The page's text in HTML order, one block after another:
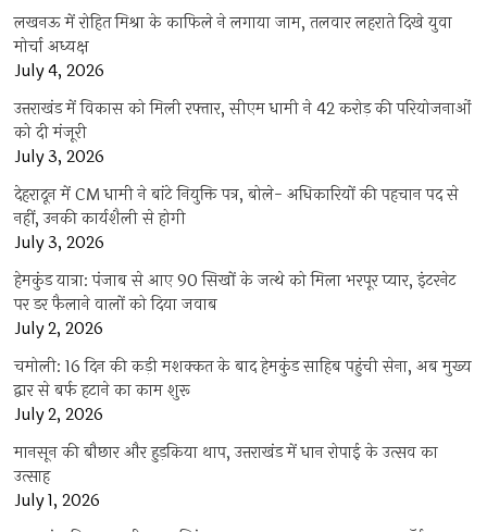
लखनऊ में रोहित मिश्रा के काफिले ने लगाया जाम, तलवार लहराते दिखे युवा
मोर्चा अध्यक्ष
July 4, 2026
उत्तराखंड में विकास को मिली रफ्तार, सीएम धामी ने 42 करोड़ की परियोजनाओं
को दी मंजूरी
July 3, 2026
देहरादून में CM धामी ने बांटे नियुक्ति पत्र, बोले- अधिकारियों की पहचान पद से
नहीं, उनकी कार्यशैली से होगी
July 3, 2026
हेमकुंड यात्रा: पंजाब से आए 90 सिखों के जत्थे को मिला भरपूर प्यार, इंटरनेट
पर डर फैलाने वालों को दिया जवाब
July 2, 2026
चमोली: 16 दिन की कड़ी मशक्कत के बाद हेमकुंड साहिब पहुंची सेना, अब मुख्य
द्वार से बर्फ हटाने का काम शुरू
July 2, 2026
मानसून की बौछार और हुड़किया थाप, उत्तराखंड में धान रोपाई के उत्सव का
उत्साह
July 1, 2026